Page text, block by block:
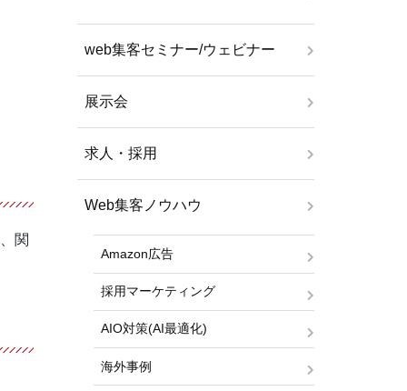
関
web集客セミナー/ウェビナー
展示会
求人・採用
Web集客ノウハウ
Amazon広告
採用マーケティング
AIO対策(AI最適化)
海外事例